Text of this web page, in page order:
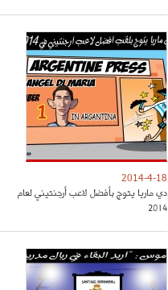
2014-4-18
دي ماريا يتوج بأفضل لاعب أرجنتيني لعام
2014